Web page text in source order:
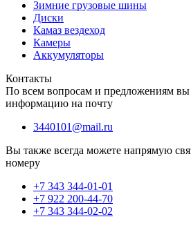
Зимние грузовые шины
Диски
Камаз вездеход
Камеры
Аккумуляторы
Контакты
По всем вопросам и предложениям вы
информацию на почту
3440101@mail.ru
Вы также всегда можете напрямую
номеру
+7 343 344-01-01
+7 922 200-44-70
+7 343 344-02-02